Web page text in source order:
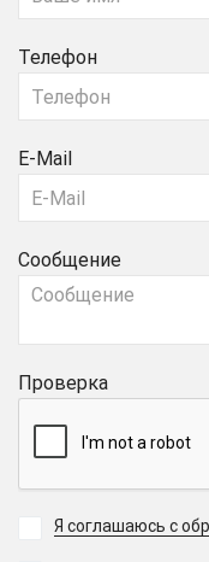
Телефон
E-Mail
Сообщение
Проверка
Я соглашаюсь с